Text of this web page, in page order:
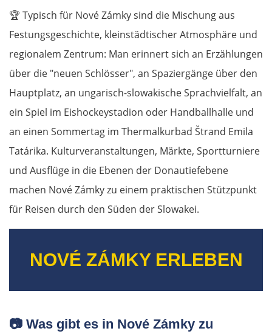
🏆 Typisch für Nové Zámky sind die Mischung aus
Festungsgeschichte, kleinstädtischer Atmosphäre und
regionalem Zentrum: Man erinnert sich an Erzählungen
über die "neuen Schlösser", an Spaziergänge über den
Hauptplatz, an ungarisch-slowakische Sprachvielfalt, an
ein Spiel im Eishockeystadion oder Handballhalle und
an einen Sommertag im Thermalkurbad Štrand Emila
Tatárika. Kulturveranstaltungen, Märkte, Sportturniere
und Ausflüge in die Ebenen der Donautiefebene
machen Nové Zámky zu einem praktischen Stützpunkt
für Reisen durch den Süden der Slowakei.
NOVÉ ZÁMKY ERLEBEN
📷 Was gibt es in Nové Zámky zu